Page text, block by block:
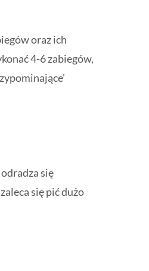
oraz ich
4-6 zabiegów,
się
się pić dużo